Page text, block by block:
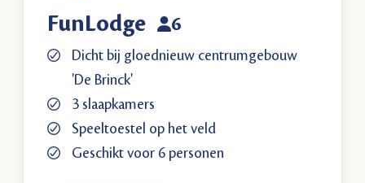
FunLodge 6
Dicht bij gloednieuw centrumgebouw
'De Brinck'
3 slaapkamers
Speeltoestel op het veld
Geschikt voor 6 personen